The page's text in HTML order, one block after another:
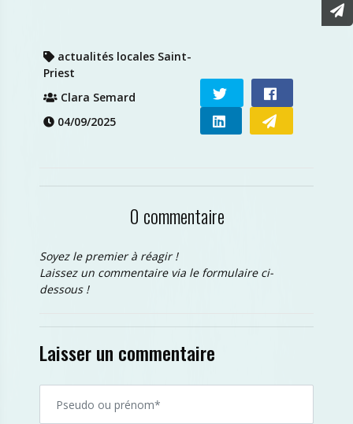
actualités locales Saint-
Priest
Clara Semard
04/09/2025
0 commentaire
Soyez le premier à réagir !
Laissez un commentaire via le formulaire ci-
dessous !
Laisser un commentaire